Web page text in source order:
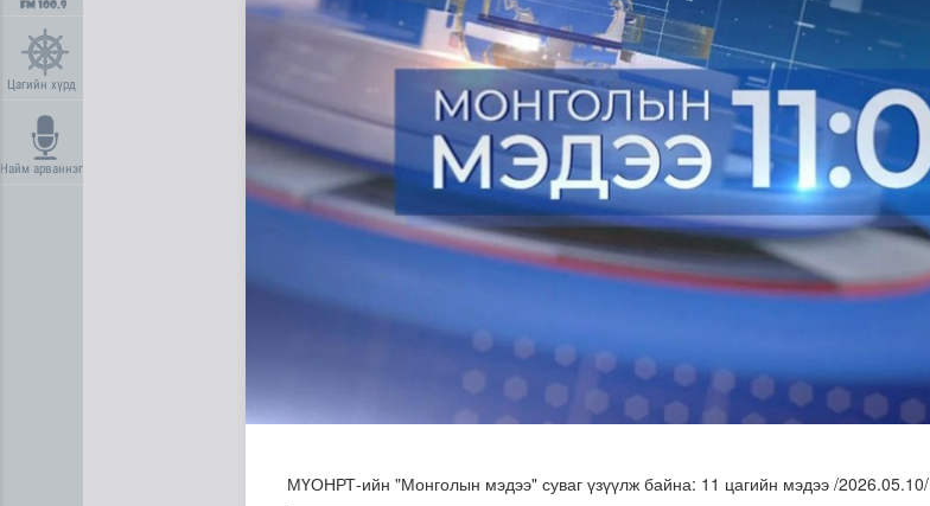
Цагийн хүрд
Найм арваннэг
Манай улс 3.10 тонн алт гадаадад гаргажээ
МҮОНРТ-ийн "Монголын мэдээ" суваг үзүүлж байна: 11 цагийн мэдээ /2026.05.10/